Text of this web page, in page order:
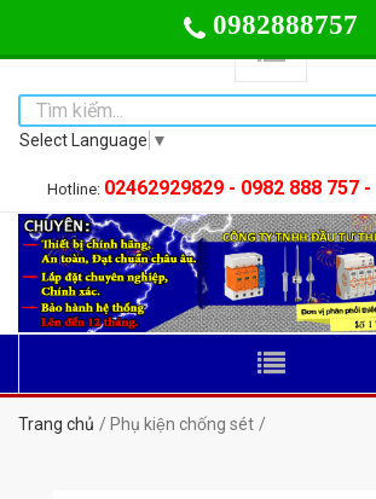
Select Language ▼
Hotline: 02462929829 - 0982 888 757
Trang chủ Phụ kiện chống sét
0982888757